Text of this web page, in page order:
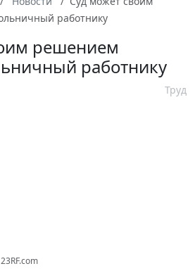
работнику
решением
работнику
Труд